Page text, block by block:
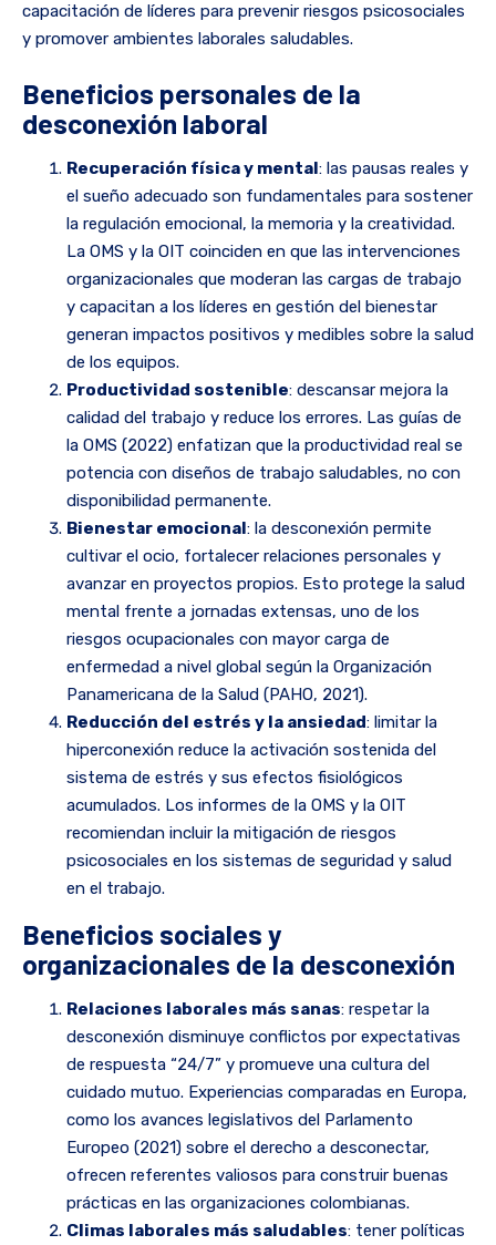
capacitación de líderes para prevenir riesgos psicosociales
y promover ambientes laborales saludables.
Beneficios personales de la
desconexión laboral
Recuperación física y mental: las pausas reales y
el sueño adecuado son fundamentales para sostener
la regulación emocional, la memoria y la creatividad.
La OMS y la OIT coinciden en que las intervenciones
organizacionales que moderan las cargas de trabajo
y capacitan a los líderes en gestión del bienestar
generan impactos positivos y medibles sobre la salud
de los equipos.
Productividad sostenible: descansar mejora la
calidad del trabajo y reduce los errores. Las guías de
la OMS (2022) enfatizan que la productividad real se
potencia con diseños de trabajo saludables, no con
disponibilidad permanente.
Bienestar emocional: la desconexión permite
cultivar el ocio, fortalecer relaciones personales y
avanzar en proyectos propios. Esto protege la salud
mental frente a jornadas extensas, uno de los
riesgos ocupacionales con mayor carga de
enfermedad a nivel global según la Organización
Panamericana de la Salud (PAHO, 2021).
Reducción del estrés y la ansiedad: limitar la
hiperconexión reduce la activación sostenida del
sistema de estrés y sus efectos fisiológicos
acumulados. Los informes de la OMS y la OIT
recomiendan incluir la mitigación de riesgos
psicosociales en los sistemas de seguridad y salud
en el trabajo.
Beneficios sociales y
organizacionales de la desconexión
Relaciones laborales más sanas: respetar la
desconexión disminuye conflictos por expectativas
de respuesta “24/7” y promueve una cultura del
cuidado mutuo. Experiencias comparadas en Europa,
como los avances legislativos del Parlamento
Europeo (2021) sobre el derecho a desconectar,
ofrecen referentes valiosos para construir buenas
prácticas en las organizaciones colombianas.
Climas laborales más saludables: tener políticas